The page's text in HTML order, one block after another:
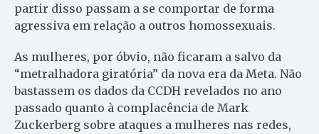
partir disso passam a se comportar de forma
agressiva em relação a outros homossexuais.
As mulheres, por óbvio, não ficaram a salvo da
“metralhadora giratória” da nova era da Meta. Não
bastassem os dados da CCDH revelados no ano
passado quanto à complacência de Mark
Zuckerberg sobre ataques a mulheres nas redes,